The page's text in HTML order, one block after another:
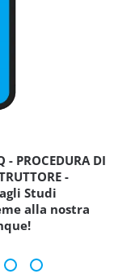
PROCEDURA DI
-
Studi
alla nostra